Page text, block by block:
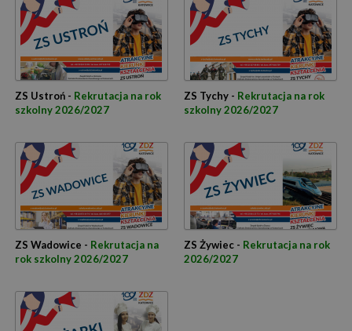
ZS Ustroń - Rekrutacja na rok
szkolny 2026/2027
ZS Tychy - Rekrutacja na rok
szkolny 2026/2027
ZS Wadowice - Rekrutacja na
rok szkolny 2026/2027
ZS Żywiec - Rekrutacja na rok
2026/2027